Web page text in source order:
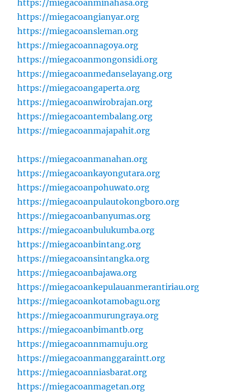
https://miegacoanminahasa.org
https://miegacoangianyar.org
https://miegacoansleman.org
https://miegacoannagoya.org
https://miegacoanmongonsidi.org
https://miegacoanmedanselayang.org
https://miegacoangaperta.org
https://miegacoanwirobrajan.org
https://miegacoantembalang.org
https://miegacoanmajapahit.org
https://miegacoanmanahan.org
https://miegacoankayongutara.org
https://miegacoanpohuwato.org
https://miegacoanpulautokongboro.org
https://miegacoanbanyumas.org
https://miegacoanbulukumba.org
https://miegacoanbintang.org
https://miegacoansintangka.org
https://miegacoanbajawa.org
https://miegacoankepulauanmerantiriau.org
https://miegacoankotamobagu.org
https://miegacoanmurungraya.org
https://miegacoanbimantb.org
https://miegacoannmamuju.org
https://miegacoanmanggaraintt.org
https://miegacoanniasbarat.org
https://miegacoanmagetan.org